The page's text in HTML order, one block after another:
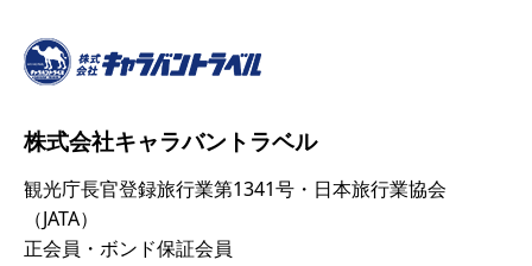
株式会社キャラバントラベル
観光庁長官登録旅行業第1341号・日本旅行業協会
（JATA）
正会員・ボンド保証会員